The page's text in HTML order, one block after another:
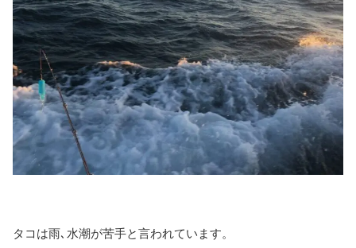
タコは雨､水潮が苦手と言われています。